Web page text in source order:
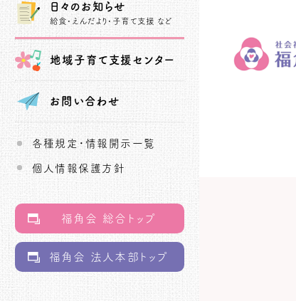
日々のお知らせ
給食・えんだより・子育て支援 など
地域子育て支援センター
お問い合わせ
各種規定・情報開示一覧
個人情報保護方針
福角会 総合トップ
福角会 法人本部トップ